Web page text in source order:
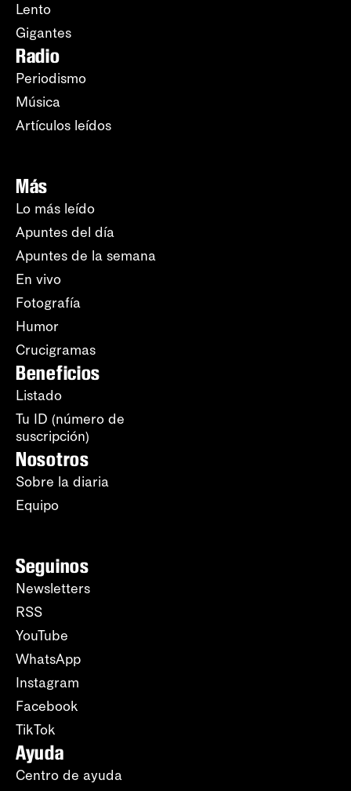
Lento
Gigantes
Radio
Periodismo
Música
Artículos leídos
Más
Lo más leído
Apuntes del día
Apuntes de la semana
En vivo
Fotografía
Humor
Crucigramas
Beneficios
Listado
Tu ID (número de
suscripción)
Nosotros
Sobre la diaria
Equipo
Seguinos
Newsletters
RSS
YouTube
WhatsApp
Instagram
Facebook
TikTok
Ayuda
Centro de ayuda